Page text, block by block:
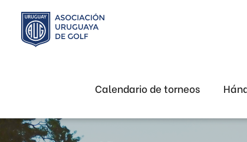
Calendario de torneos